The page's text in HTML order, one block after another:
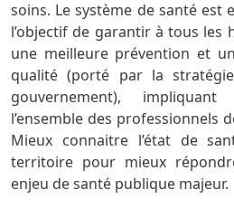
soins. Le système de santé est
l’objectif de garantir à tous les
une meilleure prévention et
qualité (porté par la
gouvernement),
l’ensemble des professionnels
Mieux connaitre l’état de
territoire pour mieux
enjeu de santé publique majeur.